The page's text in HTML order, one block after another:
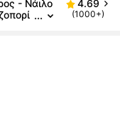
- Νάιλο
για Αε
4.69
(1000+)